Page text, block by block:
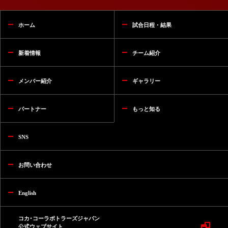
ホーム 試合日程・結果
新着情報 チーム紹介
メンバー紹介 ギャラリー
パートナー もっと知る
SNS
お問い合わせ
English
コカ･コーラボトラーズジャパン
公式ウェブサイト